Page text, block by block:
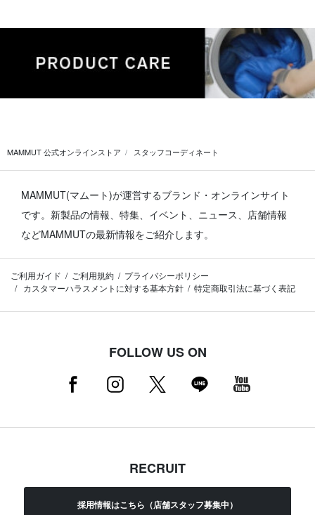
MAMMUT 公式オンラインストア スタッフコーディネート
MAMMUT(マムート)が運営するブランド・オンラインサイト
です。 新製品の情報、特集、イベント、ニュース、店舗情報
などMAMMUTの最新情報をご紹介します。
ご利用ガイド ご利用規約
プライバシーポリシー
カスタマーハラスメントに対する基本方針
特定商取引法に基づく表記
FOLLOW US ON
RECRUIT
採用情報はこちら（店舗スタッフ募集中）